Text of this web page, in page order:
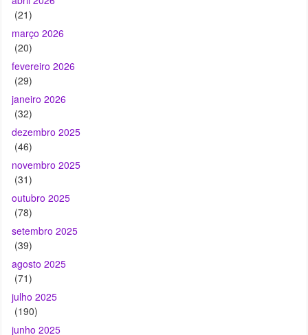
fevereiro 2026
(29)
janeiro 2026
(32)
dezembro 2025
(46)
novembro 2025
(31)
outubro 2025
(78)
setembro 2025
(39)
agosto 2025
(71)
julho 2025
(190)
junho 2025
(53)
janeiro 2025
(2)